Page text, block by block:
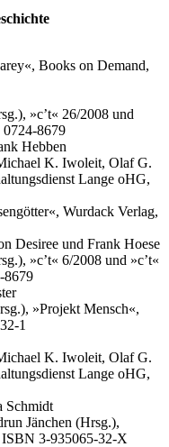
Books on Demand,
»c’t« 26/2008 und
0724-8679
Hebben
K. Iwoleit, Olaf G.
Lange oHG,
Wurdack Verlag,
Desiree und Frank Hoese
»c’t« 6/2008 und »c’t«
8679
»Projekt Mensch«,
1
K. Iwoleit, Olaf G.
Lange oHG,
Schmidt
Jänchen (Hrsg.),
3-935065-32-X